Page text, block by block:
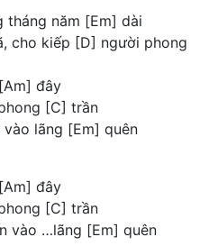
tháng năm [Em] dài
cho kiếp [D] người phong
đây
[C] trần
lãng [Em] quên
đây
[C] trần
vào …lãng [Em] quên